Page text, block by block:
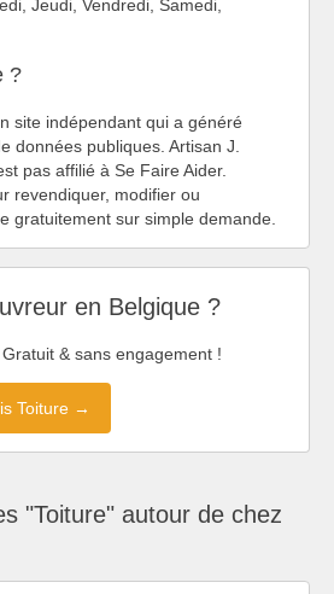
Jeudi, Vendredi, Samedi,
?
site indépendant qui a généré
données publiques. Artisan J.
pas affilié à Se Faire Aider.
revendiquer, modifier ou
gratuitement sur simple demande.
en Belgique ?
& sans engagement !
Toiture →
"Toiture" autour de chez